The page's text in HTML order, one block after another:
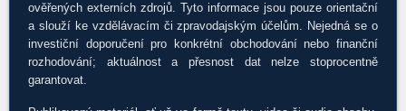
ověřených externích zdrojů. Tyto informace jsou pouze orientační
a slouží ke vzdělávacím či zpravodajským účelům. Nejedná se o
investiční doporučení pro konkrétní obchodování nebo finanční
rozhodování; aktuálnost a přesnost dat nelze stoprocentně
garantovat.